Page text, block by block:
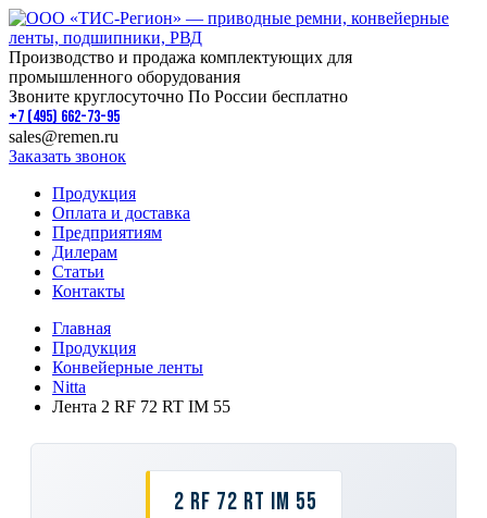
Производство и продажа комплектующих для
промышленного оборудования
Звоните круглосуточно По России бесплатно
+7 (495) 662-73-95
sales@remen.ru
Заказать звонок
Продукция
Оплата и доставка
Предприятиям
Дилерам
Статьи
Контакты
Главная
Продукция
Конвейерные ленты
Nitta
Лента 2 RF 72 RT IM 55
2 RF 72 RT IM 55